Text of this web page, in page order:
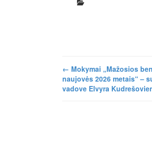
← Mokymai „Mažosios
naujovės 2026 metais“ –
vadove Elvyra